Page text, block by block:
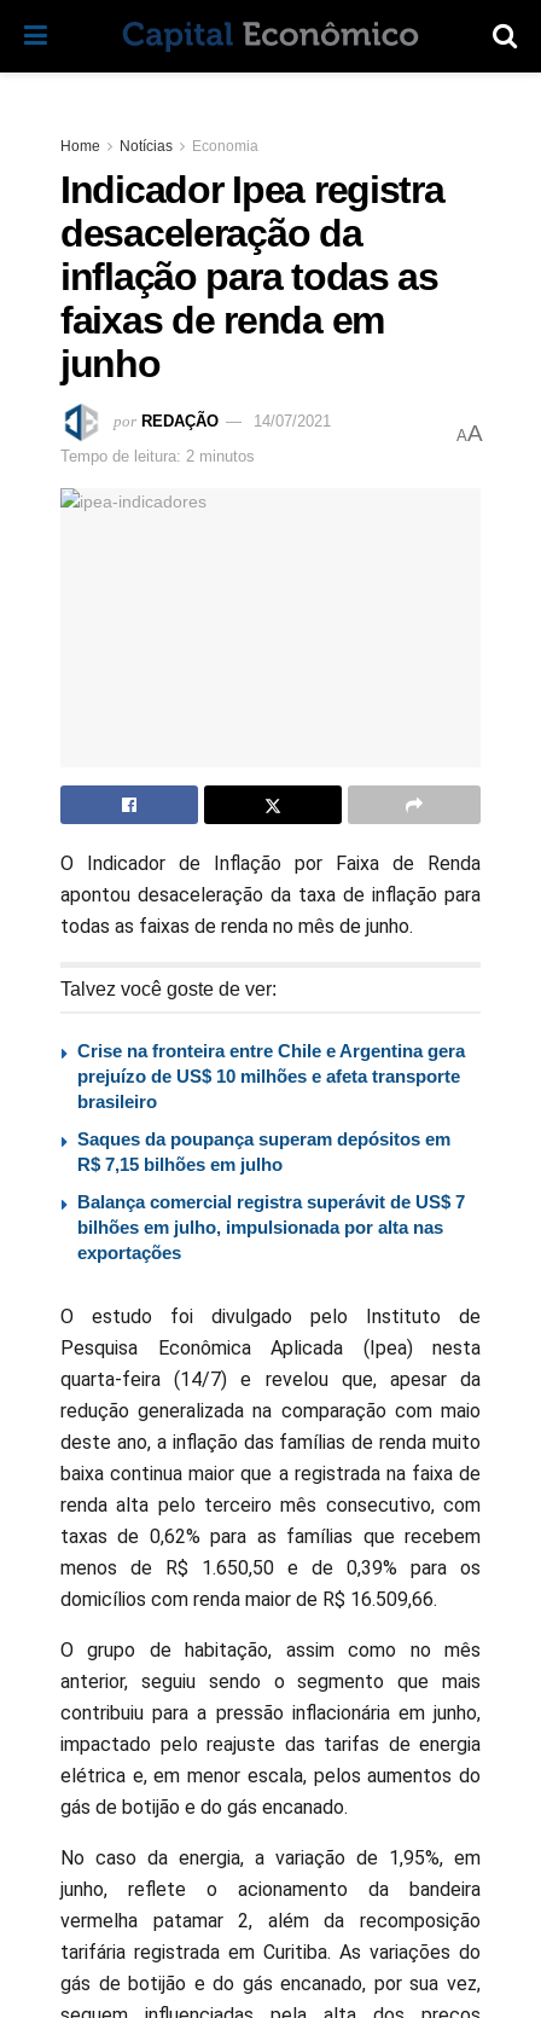
Home Notícias Economia
Indicador Ipea registra
desaceleração da
inflação para todas as
faixas de renda em
junho
por REDAÇÃO
14/07/2021
Tempo de leitura: 2 minutos
AA
O Indicador de Inflação por Faixa de Renda
apontou desaceleração da taxa de inflação para
todas as faixas de renda no mês de junho.
Talvez você goste de ver:
Crise na fronteira entre Chile e Argentina gera
prejuízo de US$ 10 milhões e afeta transporte
brasileiro
Saques da poupança superam depósitos em
R$ 7,15 bilhões em julho
Balança comercial registra superávit de US$ 7
bilhões em julho, impulsionada por alta nas
exportações
O estudo foi divulgado pelo Instituto de
Pesquisa Econômica Aplicada (Ipea) nesta
quarta-feira (14/7) e revelou que, apesar da
redução generalizada na comparação com maio
deste ano, a inflação das famílias de renda muito
baixa continua maior que a registrada na faixa de
renda alta pelo terceiro mês consecutivo, com
taxas de 0,62% para as famílias que recebem
menos de R$ 1.650,50 e de 0,39% para os
domicílios com renda maior de R$ 16.509,66.
O grupo de habitação, assim como no mês
anterior, seguiu sendo o segmento que mais
contribuiu para a pressão inflacionária em junho,
impactado pelo reajuste das tarifas de energia
elétrica e, em menor escala, pelos aumentos do
gás de botijão e do gás encanado.
No caso da energia, a variação de 1,95%, em
junho, reflete o acionamento da bandeira
vermelha patamar 2, além da recomposição
tarifária registrada em Curitiba. As variações do
gás de botijão e do gás encanado, por sua vez,